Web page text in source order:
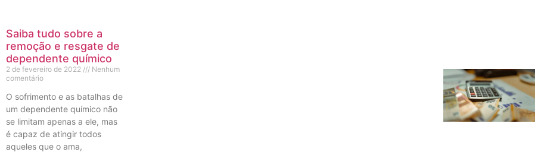
Saiba tudo sobre a
remoção e resgate de
dependente químico
2 de fevereiro de 2022
Nenhum
comentário
O sofrimento e as batalhas de
um dependente químico não
se limitam apenas a ele, mas
é capaz de atingir todos
aqueles que o ama,